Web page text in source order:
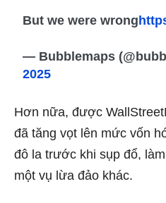
But we were wrong
— Bubblemaps
2025
Hơn nữa, được
đã tăng vọt lên mức vốn
đô la trước khi sụp đổ,
một vụ lừa đảo khác.